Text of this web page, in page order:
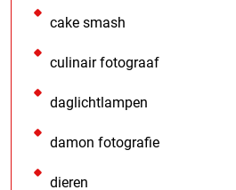
cake smash
culinair fotograaf
daglichtlampen
damon fotografie
dieren